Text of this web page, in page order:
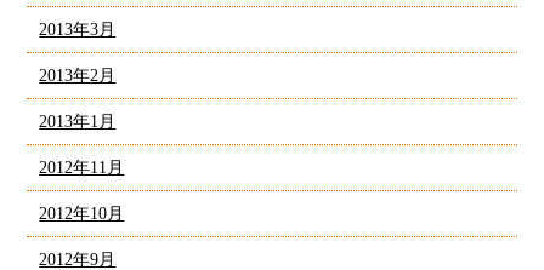
2013年3月
2013年2月
2013年1月
2012年11月
2012年10月
2012年9月